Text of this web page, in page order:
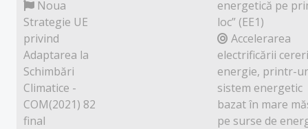
Noua
Strategie UE
privind
Adaptarea la
Schimbări
Climatice -
COM(2021) 82
final
energetică pe
loc” (EE1)
Accelerarea
electrificării
energie, printr-
sistem energetic
bazat în mare
pe surse de